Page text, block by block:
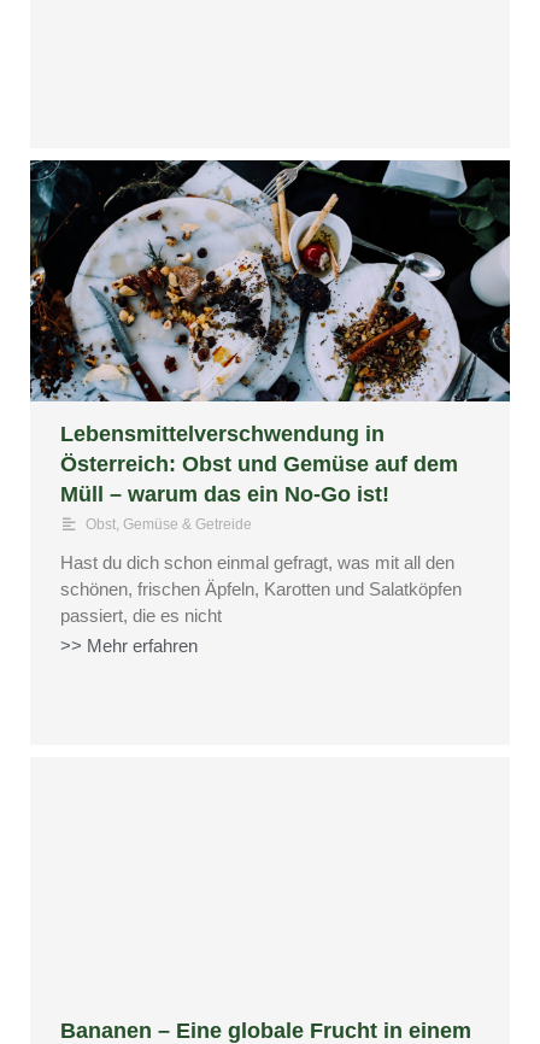
Lebensmittelverschwendung in
Österreich: Obst und Gemüse auf dem
Müll – warum das ein No-Go ist!
Obst, Gemüse & Getreide
Hast du dich schon einmal gefragt, was mit all den
schönen, frischen Äpfeln, Karotten und Salatköpfen
passiert, die es nicht
>> Mehr erfahren
Bananen – Eine globale Frucht in einem